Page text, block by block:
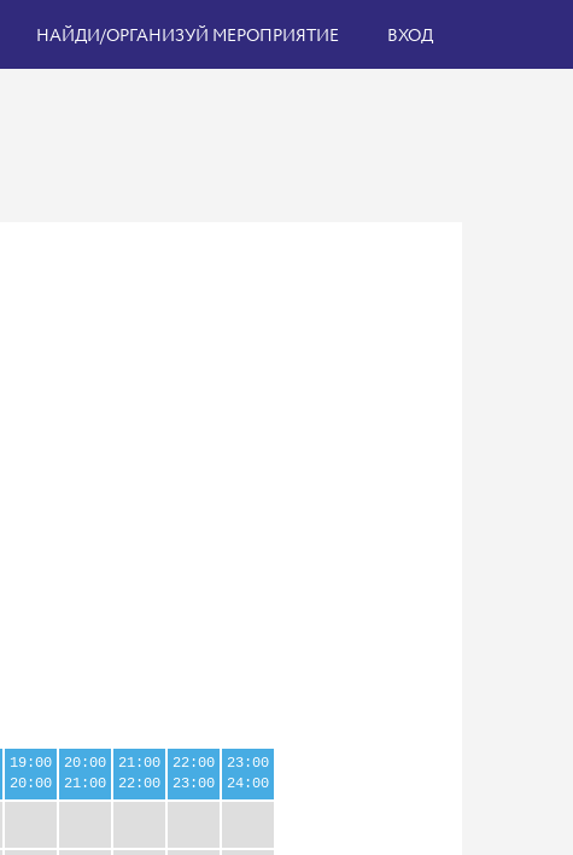
НАЙДИ/ОРГАНИЗУЙ МЕРОПРИЯТИЕ ВХОД
19:00
20:00
20:00
21:00
21:00
22:00
22:00
23:00
23:00
24:00